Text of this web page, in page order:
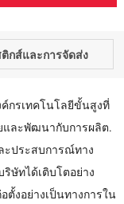
กส์และการจัดส่ง
ค์กรเทคโนโลยีขั้นสูงที่
และพัฒนากับการผลิต.
ะประสบการณ์ทาง
ษัทได้เติบโตอย่าง
ตั้งอย่างเป็นทางการใน